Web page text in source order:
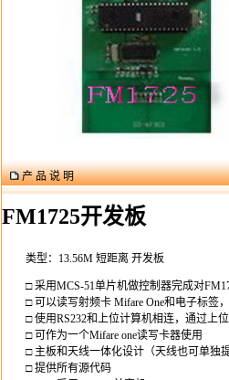
产 品 说 明
FM1725开发板
类型：13.56M 短距离 开发板
□ 采用MCS-51单片机做控制器完成对
□ 可以读写射频卡 Mifare One和电子标签
□ 使用RS232和上位计算机相连，通过上
□ 可作为一个Mifare one读写卡器使用
□ 主板和天线一体化设计（天线也可单独
□ 提供所有源代码